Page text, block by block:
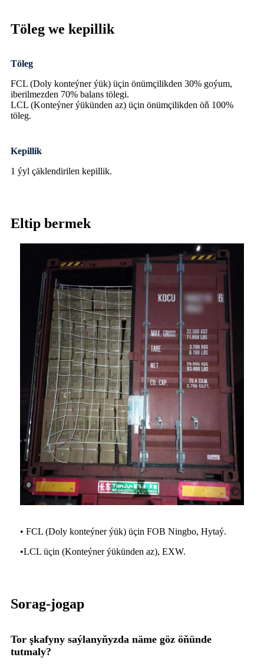
Töleg we kepillik
Töleg
FCL (Doly konteýner ýük) üçin önümçilikden 30% goýum,
iberilmezden 70% balans tölegi.
LCL (Konteýner ýükünden az) üçin önümçilikden öň 100%
töleg.
Kepillik
1 ýyl çäklendirilen kepillik.
Eltip bermek
• FCL (Doly konteýner ýük) üçin FOB Ningbo, Hytaý.
•LCL üçin (Konteýner ýükünden az), EXW.
Sorag-jogap
Tor şkafyny saýlanyňyzda näme göz öňünde
tutmaly?